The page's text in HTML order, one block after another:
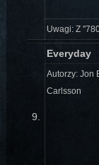
Uwagi: Z
9.
Everyday
Autorzy: Jon
Carlsson